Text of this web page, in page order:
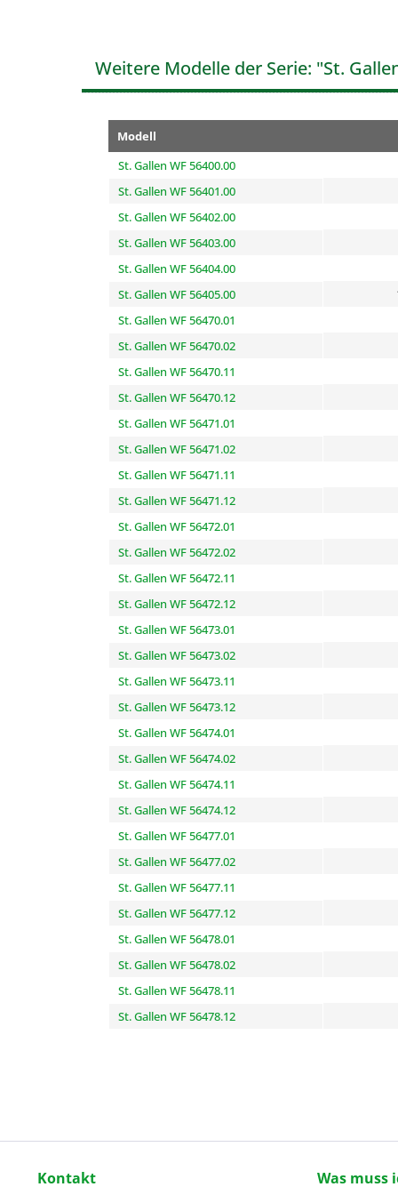
Weitere Modelle der Serie: "St.
Modell
St. Gallen WF 56400.00
St. Gallen WF 56401.00
St. Gallen WF 56402.00
St. Gallen WF 56403.00
St. Gallen WF 56404.00
St. Gallen WF 56405.00
St. Gallen WF 56470.01
St. Gallen WF 56470.02
St. Gallen WF 56470.11
St. Gallen WF 56470.12
St. Gallen WF 56471.01
St. Gallen WF 56471.02
St. Gallen WF 56471.11
St. Gallen WF 56471.12
St. Gallen WF 56472.01
St. Gallen WF 56472.02
St. Gallen WF 56472.11
St. Gallen WF 56472.12
St. Gallen WF 56473.01
St. Gallen WF 56473.02
St. Gallen WF 56473.11
St. Gallen WF 56473.12
St. Gallen WF 56474.01
St. Gallen WF 56474.02
St. Gallen WF 56474.11
St. Gallen WF 56474.12
St. Gallen WF 56477.01
St. Gallen WF 56477.02
St. Gallen WF 56477.11
St. Gallen WF 56477.12
St. Gallen WF 56478.01
St. Gallen WF 56478.02
St. Gallen WF 56478.11
St. Gallen WF 56478.12
Kontakt Was muss